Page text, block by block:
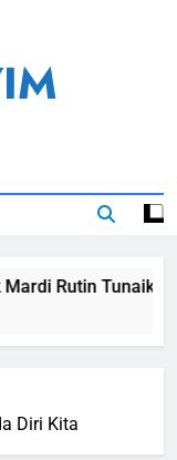
Rutin Tunaikan
Diri Kita